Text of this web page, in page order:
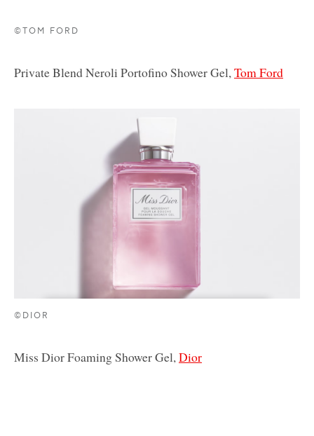
©TOM FORD
Private Blend Neroli Portofino Shower Gel,Tom Ford
©DIOR
Miss Dior Foaming Shower Gel,Dior